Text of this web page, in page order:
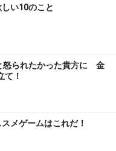
い10のこと
怒られたかった貴方に 金
て！
メゲームはこれだ！